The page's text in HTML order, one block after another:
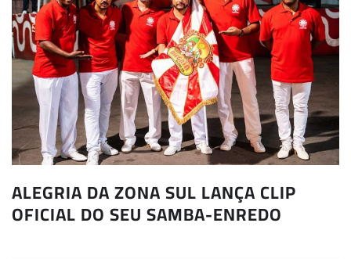
ALEGRIA DA ZONA SUL LANÇA CLIP
OFICIAL DO SEU SAMBA-ENREDO